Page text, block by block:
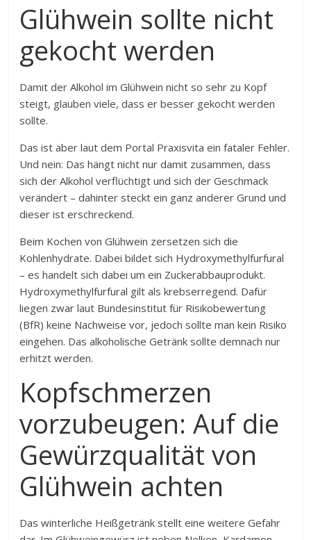
Glühwein sollte nicht
gekocht werden
Damit der Alkohol im Glühwein nicht so sehr zu Kopf
steigt, glauben viele, dass er besser gekocht werden
sollte.
Das ist aber laut dem Portal Praxisvita ein fataler Fehler.
Und nein: Das hängt nicht nur damit zusammen, dass
sich der Alkohol verflüchtigt und sich der Geschmack
verändert – dahinter steckt ein ganz anderer Grund und
dieser ist erschreckend.
Beim Kochen von Glühwein zersetzen sich die
Kohlenhydrate. Dabei bildet sich Hydroxymethylfurfural
– es handelt sich dabei um ein Zuckerabbauprodukt.
Hydroxymethylfurfural gilt als krebserregend. Dafür
liegen zwar laut Bundesinstitut für Risikobewertung
(BfR) keine Nachweise vor, jedoch sollte man kein Risiko
eingehen. Das alkoholische Getränk sollte demnach nur
erhitzt werden.
Kopfschmerzen
vorzubeugen: Auf die
Gewürzqualität von
Glühwein achten
Das winterliche Heißgetränk stellt eine weitere Gefahr